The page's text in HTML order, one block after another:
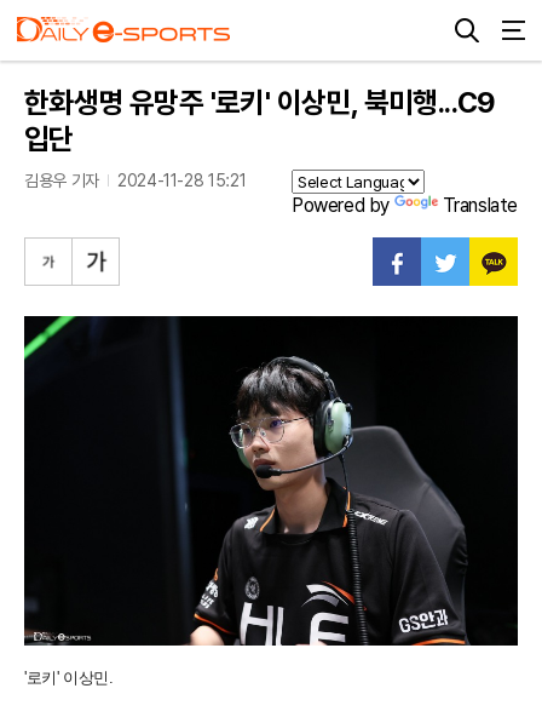
한화생명 유망주 '로키' 이상민, 북미행...C9
입단
김용우 기자 2024-11-28 15:21
Powered by Translate
'로키' 이상민.